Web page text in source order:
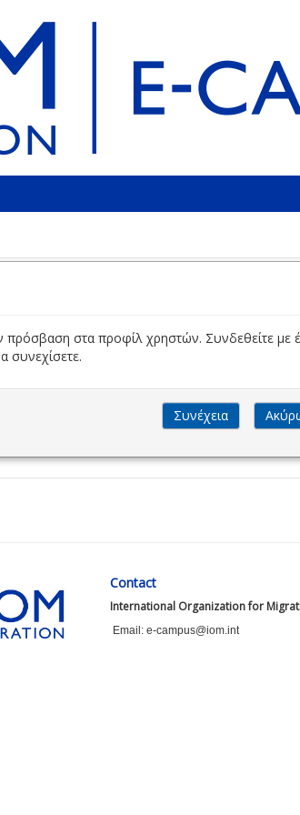
πρόσβαση στα προφίλ χρηστών. Συνδεθείτε με
συνεχίσετε.
Contact
International Organization for
Email: e-campus@iom.int